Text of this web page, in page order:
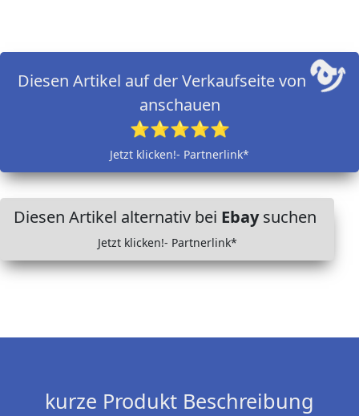
Diesen Artikel auf der Verkaufseite von
anschauen
⭐⭐⭐⭐⭐
Jetzt klicken!- Partnerlink*
Diesen Artikel alternativ bei Ebaysuchen
Jetzt klicken!- Partnerlink*
kurze Produkt Beschreibung